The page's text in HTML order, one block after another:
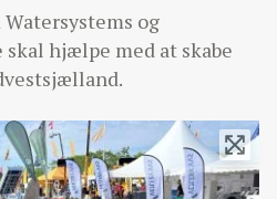
og
skal hjælpe med at skabe